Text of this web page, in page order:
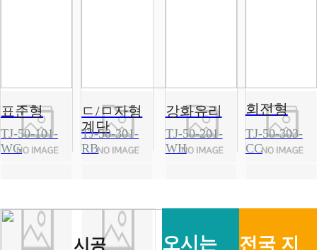
표준형
TJ-50-101-
WG
ㄷ/ㅁ자형
계단
TJ-50-301-
RB
강화유리
TJ-50-201-
WH
회전형
TJ-50-303-
CC
시공 오시는 전국 지